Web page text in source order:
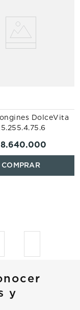
DolceVita
8.640.000
y